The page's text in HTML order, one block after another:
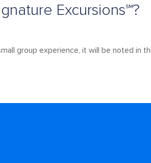
Excursions℠?
group experience, it will be noted in